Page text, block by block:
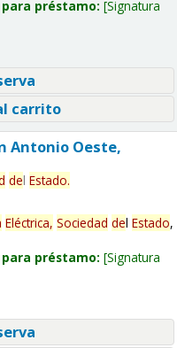
préstamo: Signatura
carrito
Antonio Oeste,
del Estado.
Eléctrica, Sociedad del Estado,
préstamo: Signatura